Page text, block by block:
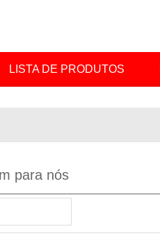
LISTA DE PRODUTOS
para nós